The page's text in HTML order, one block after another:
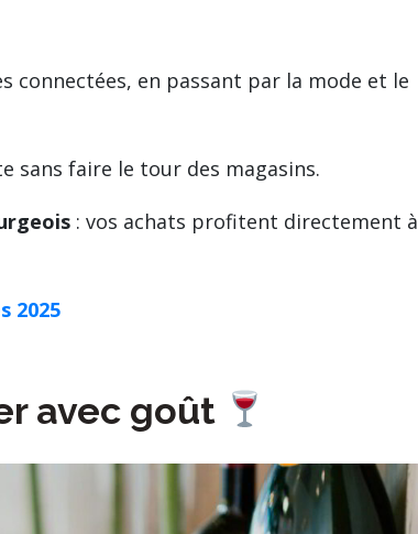
connectées, en passant par la mode et le
sans faire le tour des magasins.
: vos achats profitent directement à
2025
avec goût